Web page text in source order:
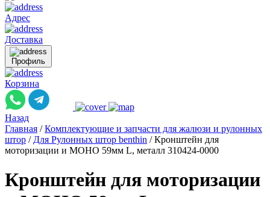
Адрес
Доставка
Профиль
Корзина
Назад
Главная / Комплектующие и запчасти для жалюзи и рулонных
штор / Для Рулонных штор benthin / Кронштейн для
моторизации и МОНО 59мм L, металл 310424-0000
Кронштейн для моторизации